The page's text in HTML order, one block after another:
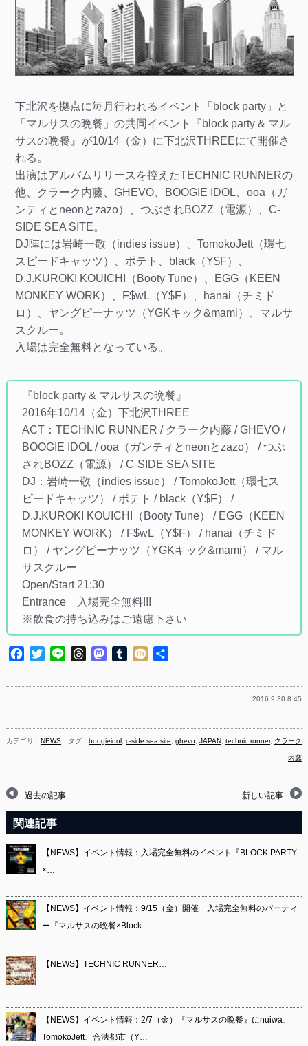
下北沢を拠点に毎月行われるイベント「block party」と
「マルサスの晩餐」の共同イベント『block party & マル
サスの晩餐』が10/14（金）に下北沢THREEにて開催さ
れる。
出演はアルバムリリースを控えたTECHNIC RUNNERの
他、クラーク内藤、GHEVO、BOOGIE IDOL、ooa（ガ
ンティとneonとzazo）、つぶされBOZZ（電源）、C-
SIDE SEA SITE。
DJ陣には岩崎一敬（indies issue）、TomokoJett（環七
スピードキャッツ）、ポテト、black（Y$F）、
D.J.KUROKI KOUICHI（Booty Tune）、EGG（KEEN
MONKEY WORK）、F$wL（Y$F）、hanai（チミド
ロ）、ヤングピーナッツ（YGKキック&mami）、マルサ
スクルー。
入場は完全無料となっている。
『block party & マルサスの晩餐』
2016年10/14（金）下北沢THREE
ACT：TECHNIC RUNNER / クラーク内藤 / GHEVO /
BOOGIE IDOL / ooa（ガンティとneonとzazo） / つぶ
されBOZZ（電源） / C-SIDE SEA SITE
DJ：岩崎一敬（indies issue） / TomokoJett（環七ス
ピードキャッツ） / ポテト / black（Y$F） /
D.J.KUROKI KOUICHI（Booty Tune） / EGG（KEEN
MONKEY WORK） / F$wL（Y$F） / hanai（チミド
ロ） / ヤングピーナッツ（YGKキック&mami） / マル
サスクルー
Open/Start 21:30
Entrance 入場完全無料!!!
※飲食の持ち込みはご遠慮下さい
Facebook
TwitterLine ThreadsMastodon
Tumblr
Mixi
2016.9.30 8:45
カテゴリ：NEWS タグ：boogieidol ,c-side sea site ,ghevo ,JAPAN ,technic runner, クラーク
内藤
過去の記事 新しい記事
関連記事
【NEWS】イベント情報：入場完全無料のイベント『BLOCK PARTY
×…
【NEWS】イベント情報：9/15（金）開催 入場完全無料のパーティ
ー『マルサスの晩餐×Block…
【NEWS】TECHNIC RUNNER…
【NEWS】イベント情報：2/7（金）『マルサスの晩餐』にnuiwa、
TomokoJett、合法都市（Y…